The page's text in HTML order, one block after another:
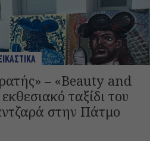
– «Beauty and
ταξίδι του
στην Πάτμο